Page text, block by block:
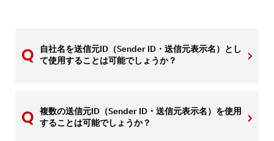
自社名を送信元ID（Sender ID・送信元表示名）とし
て使用することは可能でしょうか？
複数の送信元ID（Sender ID・送信元表示名）を使用
することは可能でしょうか？